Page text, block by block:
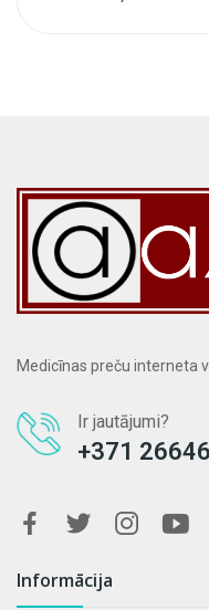
Medicīnas preču interneta
Ir jautājumi?
+371
Informācija